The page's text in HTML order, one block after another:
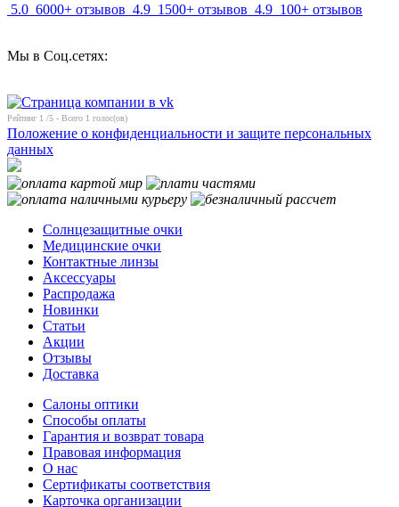
5.0 6000+ отзывов 4.9 1500+ отзывов 4.9 100+ отзывов
Мы в Соц.сетях:
Рейтинг 1 /5 - Всего 1 голос(ов)
Положение о конфиденциальности и защите персональных
данных
Солнцезащитные очки
Медицинские очки
Контактные линзы
Аксессуары
Распродажа
Новинки
Статьи
Акции
Отзывы
Доставка
Салоны оптики
Способы оплаты
Гарантия и возврат товара
Правовая информация
О нас
Сертификаты соответствия
Карточка организации